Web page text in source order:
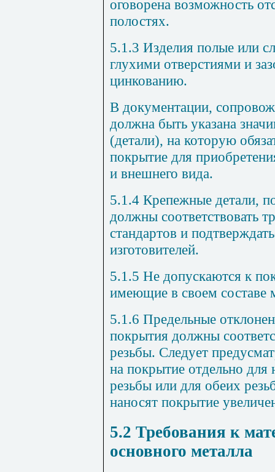
оговорена возможность
полостях.
5.1.3 Изделия полые или
глухими отверстиями и
цинкованию.
В документации,
должна быть указана
(детали), на которую
покрытие для
и внешнего вида.
5.1.4 Крепежные детали,
должны соответствовать
стандартов и
изготовителей.
5.1.5 Не допускаются к
имеющие в своем составе
5.1.6 Предельные
покрытия должны
резьбы. Следует
на покрытие отдельно
резьбы или для обеих
наносят покрытие
5.2 Требования к
основного металла